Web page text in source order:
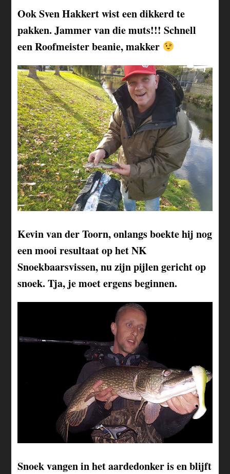
Ook Sven Hakkert wist een dikkerd te
pakken. Jammer van die muts!!! Schnell
een Roofmeister beanie, makker
Kevin van der Toorn, onlangs boekte hij nog
een mooi resultaat op het NK
Snoekbaarsvissen, nu zijn pijlen gericht op
snoek. Tja, je moet ergens beginnen.
Snoek vangen in het aardedonker is en blijft